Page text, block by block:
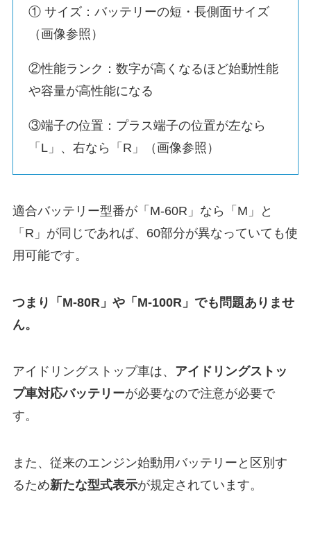
① サイズ：バッテリーの短・長側面サイズ
（画像参照）
②性能ランク：数字が高くなるほど始動性能
や容量が高性能になる
③端子の位置：プラス端子の位置が左なら
「L」、右なら「R」（画像参照）
適合バッテリー型番が「M-60R」なら「M」と
「R」が同じであれば、60部分が異なっていても使
用可能です。
つまり「M-80R」や「M-100R」でも問題ありませ
ん。
アイドリングストップ車は、 アイドリングストッ
プ車対応バッテリーが必要なので注意が必要で
す。
また、従来のエンジン始動用バッテリーと区別す
るため新たな型式表示が規定されています。